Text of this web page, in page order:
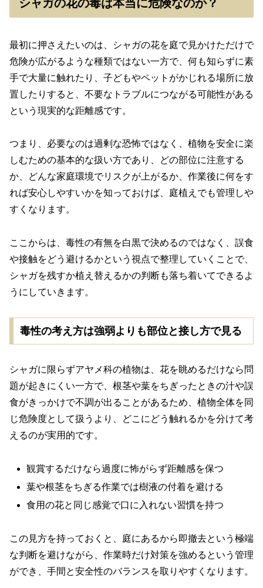
シャガの花の毒は本当に危険なのか？
最初に押さえたいのは、シャガの花を庭で見かけただけで
危険が広がるような種類ではない一方で、何も知らずに素
手で大量に触れたり、子どもやペットがかじれる場所に放
置したりすると、不要なトラブルにつながる可能性がある
という現実的な距離感です。
つまり、必要なのは過剰な恐怖ではなく、植物を安全に楽
しむための基本的な扱い方であり、どの部位に注意する
か、どんな家庭環境でリスクが上がるか、作業後に何をす
れば安心しやすいかを知っておけば、庭植えでも管理しや
すくなります。
ここからは、毒性の有無を白黒で決めるのではなく、誤食
や接触をどう避けるかという視点で整理していくことで、
シャガを残すか植え替えるかの判断も落ち着いてできるよ
うにしていきます。
毒性の考え方は強弱よりも部位と接し方で見る
シャガに限らずアヤメ科の植物は、花を眺めるだけなら問
題が起きにくい一方で、根茎や葉をちぎったときの汁や誤
食がきっかけで不調が出ることがあるため、植物全体を同
じ危険度として扱うより、どこにどう触れるかを分けて考
えるのが実用的です。
観賞するだけなら過度に怖がらず距離感を保つ
葉や根茎をちぎる作業では樹液の付着を避ける
食用の花と同じ感覚で口に入れない習慣を持つ
この見方を持っておくと、庭にあるから即撤去という極端
な判断を避けながら、作業時だけ対策を強めるという管理
ができ、手間と安全性のバランスを取りやすくなります。